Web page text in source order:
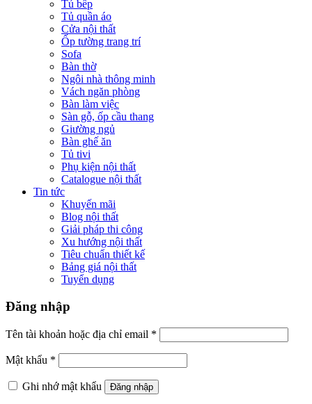
Tủ bếp
Tủ quần áo
Cửa nội thất
Ốp tường trang trí
Sofa
Bàn thờ
Ngôi nhà thông minh
Vách ngăn phòng
Bàn làm việc
Sàn gỗ, ốp cầu thang
Giường ngủ
Bàn ghế ăn
Tủ tivi
Phụ kiện nội thất
Catalogue nội thất
Tin tức
Khuyến mãi
Blog nội thất
Giải pháp thi công
Xu hướng nội thất
Tiêu chuẩn thiết kế
Bảng giá nội thất
Tuyển dụng
Đăng nhập
Tên tài khoản hoặc địa chỉ email *
Mật khẩu *
Ghi nhớ mật khẩu Đăng nhập